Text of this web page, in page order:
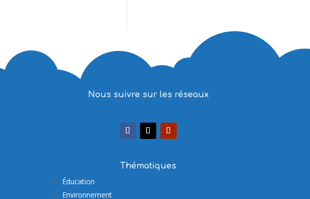
Nous suivre sur les réseaux
Thématiques
Éducation
Environnement